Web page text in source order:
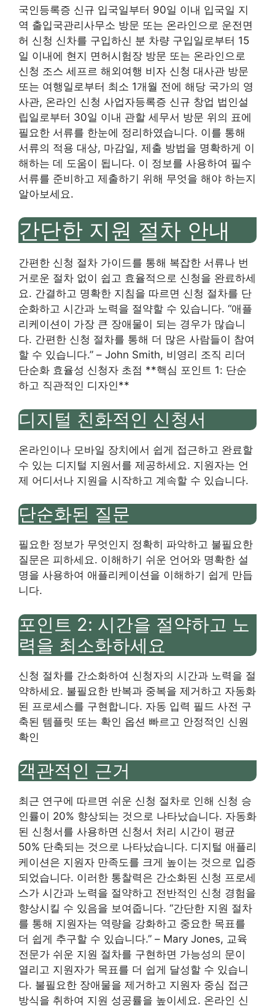
국인등록증 신규 입국일부터 90일 이내 입국일 지
역 출입국관리사무소 방문 또는 온라인으로 운전면
허 신청 신차를 구입하신 분 차량 구입일로부터 15
일 이내에 현지 면허시험장 방문 또는 온라인으로
신청 조스 세프르 해외여행 비자 신청 대사관 방문
또는 여행일로부터 최소 1개월 전에 해당 국가의 영
사관, 온라인 신청 사업자등록증 신규 창업 법인설
립일로부터 30일 이내 관할 세무서 방문 위의 표에
필요한 서류를 한눈에 정리하였습니다. 이를 통해
서류의 적용 대상, 마감일, 제출 방법을 명확하게 이
해하는 데 도움이 됩니다. 이 정보를 사용하여 필수
서류를 준비하고 제출하기 위해 무엇을 해야 하는지
알아보세요.
간단한 지원 절차 안내
간편한 신청 절차 가이드를 통해 복잡한 서류나 번
거로운 절차 없이 쉽고 효율적으로 신청을 완료하세
요. 간결하고 명확한 지침을 따르면 신청 절차를 단
순화하고 시간과 노력을 절약할 수 있습니다. “애플
리케이션이 가장 큰 장애물이 되는 경우가 많습니
다. 간편한 신청 절차를 통해 더 많은 사람들이 참여
할 수 있습니다.” – John Smith, 비영리 조직 리더
단순화 효율성 신청자 초점 **핵심 포인트 1: 단순
하고 직관적인 디자인**
디지털 친화적인 신청서
온라인이나 모바일 장치에서 쉽게 접근하고 완료할
수 있는 디지털 지원서를 제공하세요. 지원자는 언
제 어디서나 지원을 시작하고 계속할 수 있습니다.
단순화된 질문
필요한 정보가 무엇인지 정확히 파악하고 불필요한
질문은 피하세요. 이해하기 쉬운 언어와 명확한 설
명을 사용하여 애플리케이션을 이해하기 쉽게 만듭
니다.
포인트 2: 시간을 절약하고 노
력을 최소화하세요
신청 절차를 간소화하여 신청자의 시간과 노력을 절
약하세요. 불필요한 반복과 중복을 제거하고 자동화
된 프로세스를 구현합니다. 자동 입력 필드 사전 구
축된 템플릿 또는 확인 옵션 빠르고 안정적인 신원
확인
객관적인 근거
최근 연구에 따르면 쉬운 신청 절차로 인해 신청 승
인률이 20% 향상되는 것으로 나타났습니다. 자동화
된 신청서를 사용하면 신청서 처리 시간이 평균
50% 단축되는 것으로 나타났습니다. 디지털 애플리
케이션은 지원자 만족도를 크게 높이는 것으로 입증
되었습니다. 이러한 통찰력은 간소화된 신청 프로세
스가 시간과 노력을 절약하고 전반적인 신청 경험을
향상시킬 수 있음을 보여줍니다. “간단한 지원 절차
를 통해 지원자는 역량을 강화하고 중요한 목표를
더 쉽게 추구할 수 있습니다.” – Mary Jones, 교육
전문가 쉬운 지원 절차를 구현하면 가능성의 문이
열리고 지원자가 목표를 더 쉽게 달성할 수 있습니
다. 불필요한 장애물을 제거하고 지원자 중심 접근
방식을 취하여 지원 성공률을 높이세요. 온라인 신